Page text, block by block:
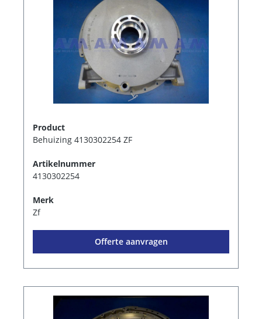
Product
Behuizing 4130302254 ZF
Artikelnummer
4130302254
Merk
Zf
Offerte aanvragen